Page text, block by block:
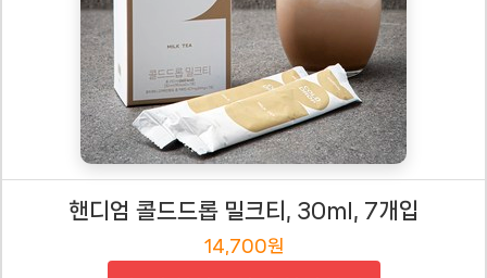
핸디엄 콜드드롭 밀크티, 30ml, 7개입
14,700원